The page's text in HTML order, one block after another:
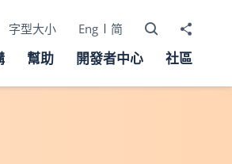
字型大小 Eng 简 打開搜尋器
分享至
幫助 開發者中心 社區